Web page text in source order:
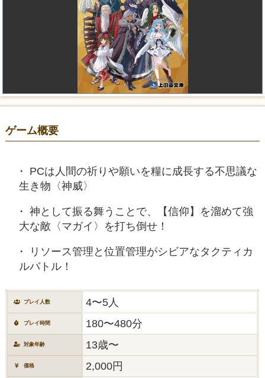
ゲーム概要
PCは人間の祈りや願いを糧に成長する不思議な
生き物〈神威〉
神として振る舞うことで、【信仰】を溜めて強
大な敵〈マガイ〉を打ち倒せ！
リソース管理と位置管理がシビアなタクティカ
ルバトル！
プレイ人数 4〜5人
プレイ時間 180〜480分
対象年齢 13歳〜
価格 2,000円